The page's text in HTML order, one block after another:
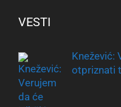
VESTI
Knežević:
otpriznati